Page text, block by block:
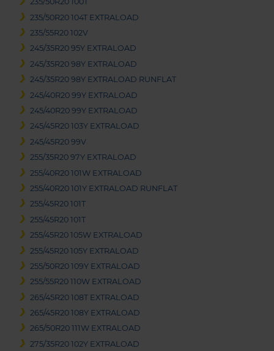
235/50R20 104T EXTRALOAD
235/55R20 102V
245/35R20 95Y EXTRALOAD
245/35R20 98Y EXTRALOAD
245/35R20 98Y EXTRALOAD RUNFLAT
245/40R20 99Y EXTRALOAD
245/40R20 99Y EXTRALOAD
245/45R20 103Y EXTRALOAD
245/45R20 99V
255/35R20 97Y EXTRALOAD
255/40R20 101W EXTRALOAD
255/40R20 101Y EXTRALOAD RUNFLAT
255/45R20 101T
255/45R20 101T
255/45R20 105W EXTRALOAD
255/45R20 105Y EXTRALOAD
255/50R20 109Y EXTRALOAD
255/55R20 110W EXTRALOAD
265/45R20 108T EXTRALOAD
265/45R20 108Y EXTRALOAD
265/50R20 111W EXTRALOAD
275/35R20 102Y EXTRALOAD